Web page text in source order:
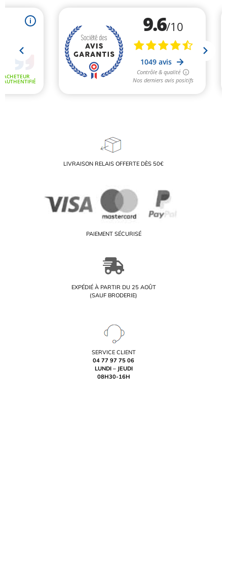
LIVRAISON RELAIS OFFERTE DÈS 50€
PAIEMENT SÉCURISÉ
EXPÉDIÉ À PARTIR DU 25 AOÛT
(SAUF BRODERIE)
SERVICE CLIENT
04 77 97 75 06
LUNDI – JEUDI
08H30-16H